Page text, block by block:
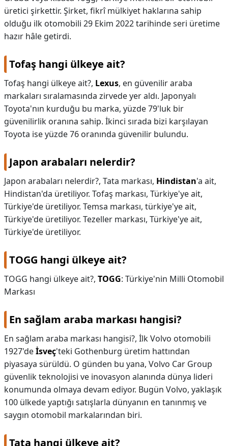
üretici şirkettir. Şirket, fikrî mülkiyet haklarına sahip
olduğu ilk otomobili 29 Ekim 2022 tarihinde seri üretime
hazır hâle getirdi.
Tofaş hangi ülkeye ait?
Tofaş hangi ülkeye ait?, Lexus, en güvenilir araba
markaları sıralamasında zirvede yer aldı. Japonyalı
Toyota'nın kurduğu bu marka, yüzde 79'luk bir
güvenilirlik oranına sahip. İkinci sırada bizi karşılayan
Toyota ise yüzde 76 oranında güvenilir bulundu.
Japon arabaları nelerdir?
Japon arabaları nelerdir?, Tata markası, Hindistan'a ait,
Hindistan'da üretiliyor. Tofaş markası, Türkiye'ye ait,
Türkiye'de üretiliyor. Temsa markası, türkiye'ye ait,
Türkiye'de üretiliyor. Tezeller markası, Türkiye'ye ait,
Türkiye'de üretiliyor.
TOGG hangi ülkeye ait?
TOGG hangi ülkeye ait?, TOGG: Türkiye'nin Milli Otomobil
Markası
En sağlam araba markası hangisi?
En sağlam araba markası hangisi?, İlk Volvo otomobili
1927'deİsveç'teki Gothenburg üretim hattından
piyasaya sürüldü. O günden bu yana, Volvo Car Group
güvenlik teknolojisi ve inovasyon alanında dünya lideri
konumunda olmaya devam ediyor. Bugün Volvo, yaklaşık
100 ülkede yaptığı satışlarla dünyanın en tanınmış ve
saygın otomobil markalarından biri.
Tata hangi ülkeye ait?